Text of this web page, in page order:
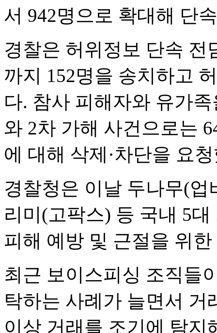
서 942명으로 확대해 단
경찰은 허위정보 단속 전
까지 152명을 송치하고
다. 참사 피해자와 유가
와 2차 가해 사건으로는
에 대해 삭제·차단을 요
경찰청은 이날 두나무(
리미(고팍스) 등 국내 5
피해 예방 및 근절을 위
최근 보이스피싱 조직들
탁하는 사례가 늘면서
이상 거래를 조기에 탐지